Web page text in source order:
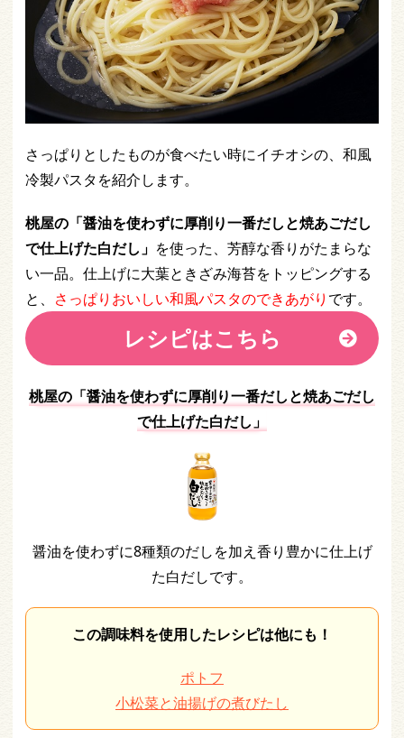
さっぱりとしたものが食べたい時にイチオシの、和風
冷製パスタを紹介します。
桃屋の「醤油を使わずに厚削り一番だしと焼あごだし
で仕上げた白だし」 を使った、芳醇な香りがたまらな
い一品。仕上げに大葉ときざみ海苔をトッピングする
と、 さっぱりおいしい和風パスタのできあがり です。
レシピはこちら
桃屋の「醤油を使わずに厚削り一番だしと焼あごだし
で仕上げた白だし」
醤油を使わずに8種類のだしを加え香り豊かに仕上げ
た白だしです。
この調味料を使用したレシピは他にも！
ポトフ
小松菜と油揚げの煮びたし